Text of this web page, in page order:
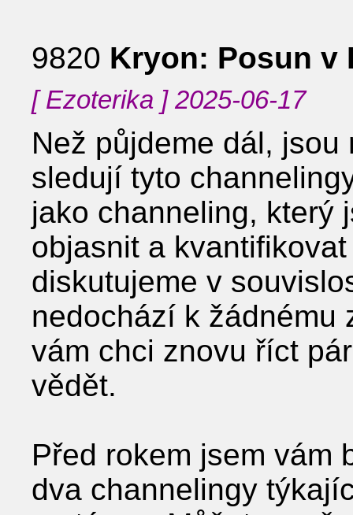
9820 Kryon: Posun v
[ Ezoterika ] 2025-06-17
Než půjdeme dál,
sledují tyto
jako channeling, který
objasnit a
diskutujeme v
nedochází k žádnému
vám chci znovu říct
vědět.
Před rokem jsem vám
dva channelingy